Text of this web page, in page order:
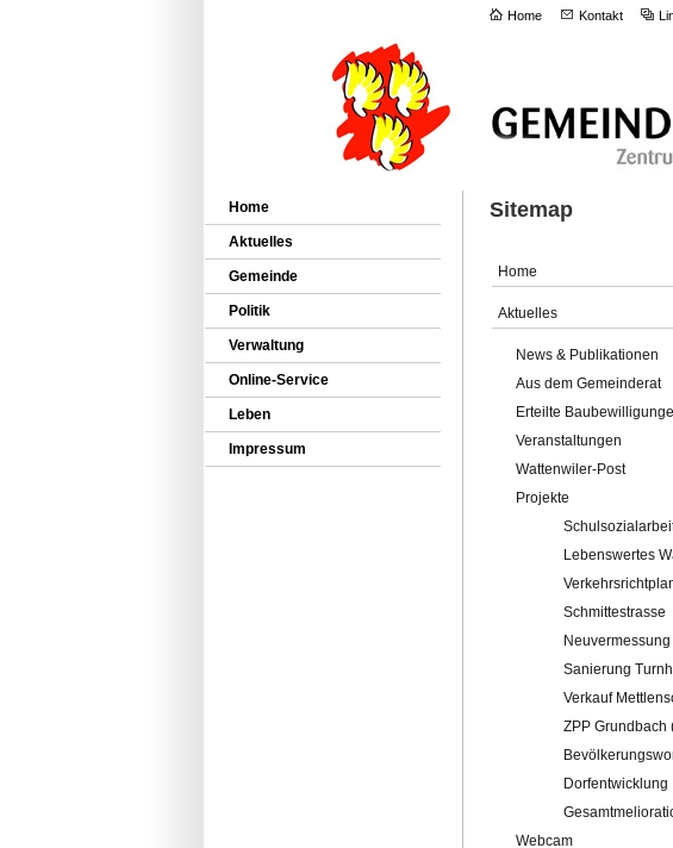
Home Kontakt
Home
Aktuelles
Gemeinde
Politik
Verwaltung
Online-Service
Leben
Impressum
Sitemap
Home
Aktuelles
News & Publikationen
Aus dem Gemeinderat
Erteilte
Veranstaltungen
Wattenwiler-Post
Projekte
Lebenswertes
Schmittestrasse
Sanierung
Verkauf
ZPP Grundbach
Dorfentwicklung
Webcam